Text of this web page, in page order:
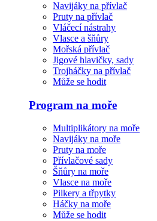
Navijáky na přívlač
Pruty na přívlač
Vláčecí nástrahy
Vlasce a šňůry
Mořská přívlač
Jigové hlavičky, sady
Trojháčky na přívlač
Může se hodit
Program na moře
Multiplikátory na moře
Navijáky na moře
Pruty na moře
Přívlačové sady
Šňůry na moře
Vlasce na moře
Pilkery a třpytky
Háčky na moře
Může se hodit